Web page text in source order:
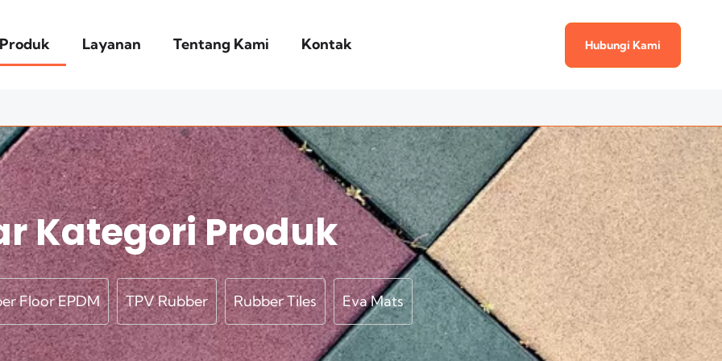
Produk Layanan Tentang Kami Kontak Hubungi Kami
Kategori Produk
Floor EPDM TPV Rubber Rubber Tiles Eva Mats